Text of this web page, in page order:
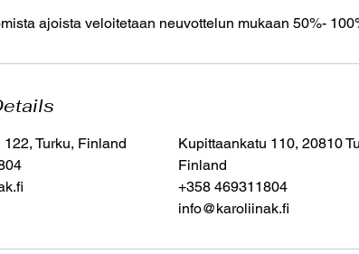
ajoista veloitetaan neuvottelun mukaan 50%-
Turku, Finland
Kupittaankatu 110, 20810
Finland
+358 469311804
info@karoliinak.fi